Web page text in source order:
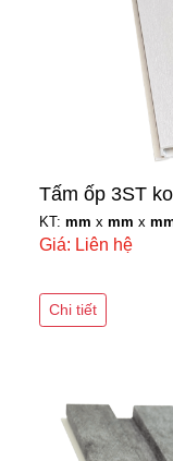
Tấm ốp 3ST
KT: mm x mm x
Giá: Liên hệ
Chi tiết